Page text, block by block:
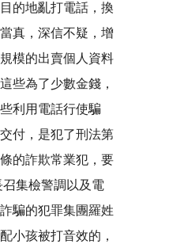
的地亂打電話，換
真，深信不疑，增
模的出賣個人資料
些為了少數金錢，
利用電話行使騙
付，是犯了刑法第
的詐欺常業犯，要
集檢警調以及電
騙的犯罪集團羅姓
小孩被打音效的，